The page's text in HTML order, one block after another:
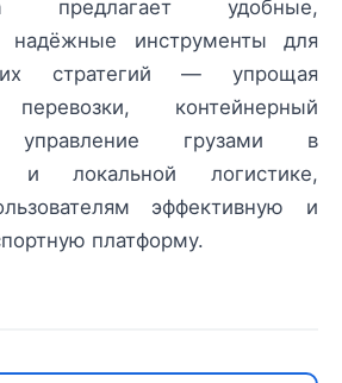
предлагает удобные,
надёжные инструменты для
стратегий — упрощая
перевозки, контейнерный
грузами в
и локальной логистике,
эффективную и
платформу.